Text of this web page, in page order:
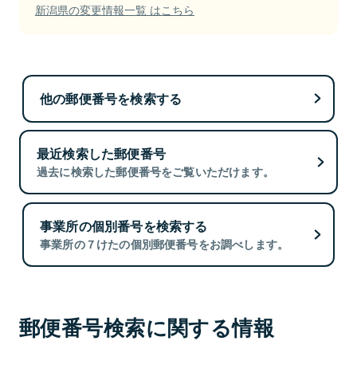
新潟県の変更情報一覧 はこちら
他の郵便番号を検索する
最近検索した郵便番号
過去に検索した郵便番号をご覧いただけます。
事業所の個別番号を検索する
事業所の７けたの個別郵便番号をお調べします。
郵便番号検索に関する情報